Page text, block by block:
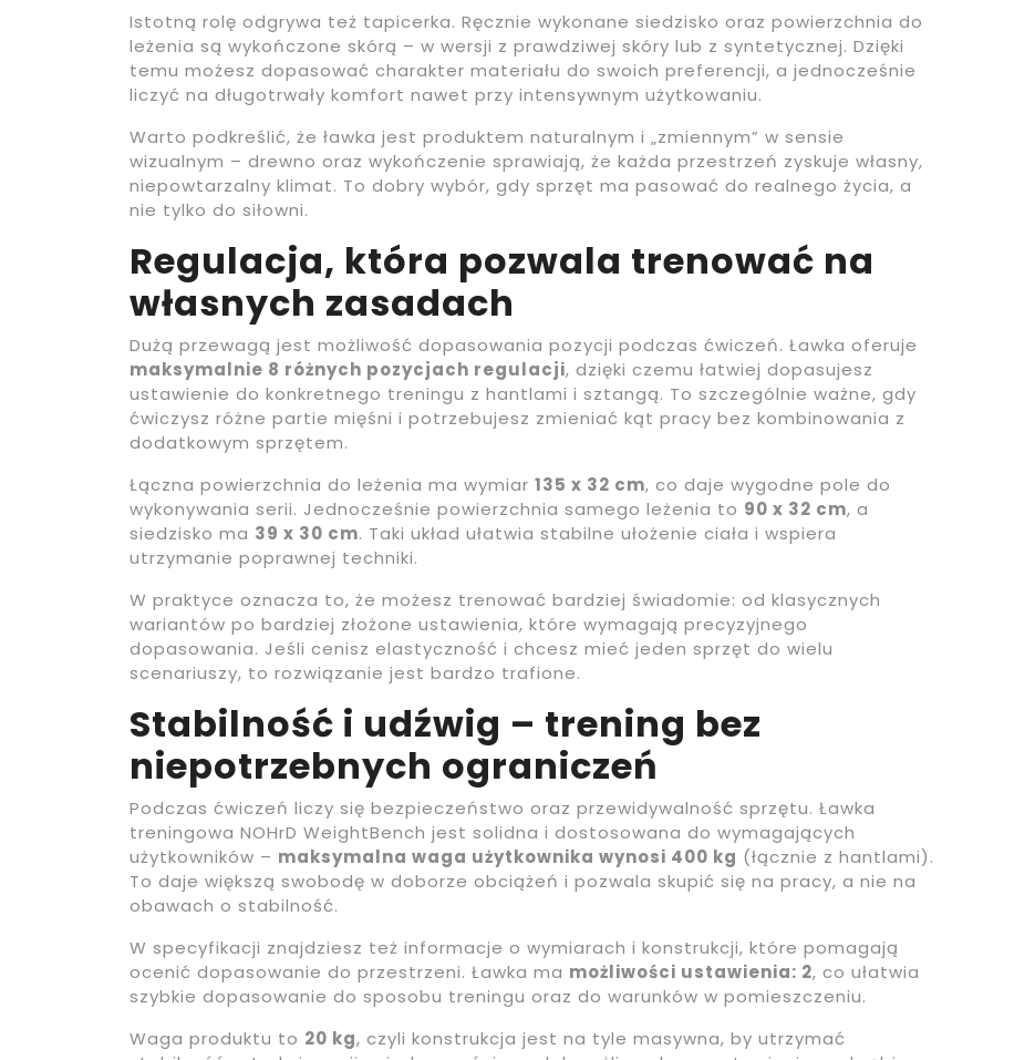
Istotną rolę odgrywa też tapicerka. Ręcznie wykonane siedzisko oraz powierzchnia do
leżenia są wykończone skórą – w wersji z prawdziwej skóry lub z syntetycznej. Dzięki
temu możesz dopasować charakter materiału do swoich preferencji, a jednocześnie
liczyć na długotrwały komfort nawet przy intensywnym użytkowaniu.
Warto podkreślić, że ławka jest produktem naturalnym i „zmiennym” w sensie
wizualnym – drewno oraz wykończenie sprawiają, że każda przestrzeń zyskuje własny,
niepowtarzalny klimat. To dobry wybór, gdy sprzęt ma pasować do realnego życia, a
nie tylko do siłowni.
Regulacja, która pozwala trenować na
własnych zasadach
Dużą przewagą jest możliwość dopasowania pozycji podczas ćwiczeń. Ławka oferuje
maksymalnie 8 różnych pozycjach regulacji, dzięki czemu łatwiej dopasujesz
ustawienie do konkretnego treningu z hantlami i sztangą. To szczególnie ważne, gdy
ćwiczysz różne partie mięśni i potrzebujesz zmieniać kąt pracy bez kombinowania z
dodatkowym sprzętem.
Łączna powierzchnia do leżenia ma wymiar 135 x 32 cm, co daje wygodne pole do
wykonywania serii. Jednocześnie powierzchnia samego leżenia to 90 x 32 cm, a
siedzisko ma 39 x 30 cm. Taki układ ułatwia stabilne ułożenie ciała i wspiera
utrzymanie poprawnej techniki.
W praktyce oznacza to, że możesz trenować bardziej świadomie: od klasycznych
wariantów po bardziej złożone ustawienia, które wymagają precyzyjnego
dopasowania. Jeśli cenisz elastyczność i chcesz mieć jeden sprzęt do wielu
scenariuszy, to rozwiązanie jest bardzo trafione.
Stabilność i udźwig – trening bez
niepotrzebnych ograniczeń
Podczas ćwiczeń liczy się bezpieczeństwo oraz przewidywalność sprzętu. Ławka
treningowa NOHrD WeightBench jest solidna i dostosowana do wymagających
użytkowników – maksymalna waga użytkownika wynosi 400 kg (łącznie z hantlami).
To daje większą swobodę w doborze obciążeń i pozwala skupić się na pracy, a nie na
obawach o stabilność.
W specyfikacji znajdziesz też informacje o wymiarach i konstrukcji, które pomagają
ocenić dopasowanie do przestrzeni. Ławka ma możliwości ustawienia: 2, co ułatwia
szybkie dopasowanie do sposobu treningu oraz do warunków w pomieszczeniu.
Waga produktu to 20 kg, czyli konstrukcja jest na tyle masywna, by utrzymać